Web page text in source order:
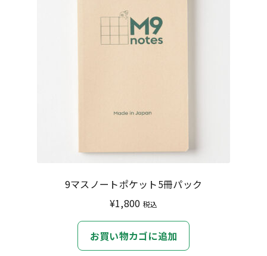
9マスノートポケット5冊パック
¥1,800 税込
お買い物カゴに追加